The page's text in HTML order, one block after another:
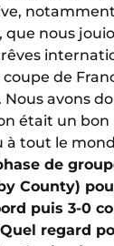
que nous
de
avons
était un bon
à tout le
de
County)
puis 3-0
regard